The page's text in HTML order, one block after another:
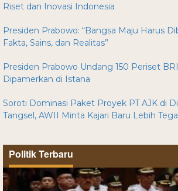
Riset dan Inovasi Indonesia
Presiden Prabowo: “Bangsa Maju Harus
Fakta, Sains, dan Realitas”
Presiden Prabowo Undang 150 Periset
Dipamerkan di Istana
Soroti Dominasi Paket Proyek PT AJK di
Tangsel, AWII Minta Kajari Baru Lebih
Politik Terbaru